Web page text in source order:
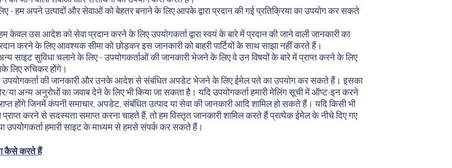
- हम अपने उत्पादों और सेवाओं को बेहतर बनाने के लिए आपके द्वारा प्रदान की गई प्रतिक्रिया का उपयोग कर सकते
उस आदेश को सेवा प्रदान करने के लिए उपयोगकर्ता द्वारा स्वयं के बारे में प्रदान की जाने वाली जानकारी का
करने के लिए आवश्यक सीमा को छोड़कर इस जानकारी को बाहरी पार्टियों के साथ साझा नहीं करते हैं।
अन्य साइट सुविधा चलाने के लिए - उपयोगकर्ताओं की जानकारी भेजने के लिए वे उन विषयों के बारे में प्राप्त करने के लिए
लिए रुचिकर होंगे।
की जानकारी और उनके आदेश से संबंधित अपडेट भेजने के लिए ईमेल पते का उपयोग कर सकते हैं। इसका
या अन्य अनुरोधों का जवाब देने के लिए भी किया जा सकता है। यदि उपयोगकर्ता हमारी मेलिंग सूची में ऑप्ट-इन करने
होंगे जिनमें कंपनी समाचार, अपडेट, संबंधित उत्पाद या सेवा की जानकारी आदि शामिल हो सकते हैं। यदि किसी भी
करने से सदस्यता समाप्त करना चाहते हैं, तो हम विस्तृत जानकारी शामिल करते हैं प्रत्येक ईमेल के नीचे दिए गए
उपयोगकर्ता हमारी साइट के माध्यम से हमसे संपर्क कर सकते हैं।
कैसे करते हैं